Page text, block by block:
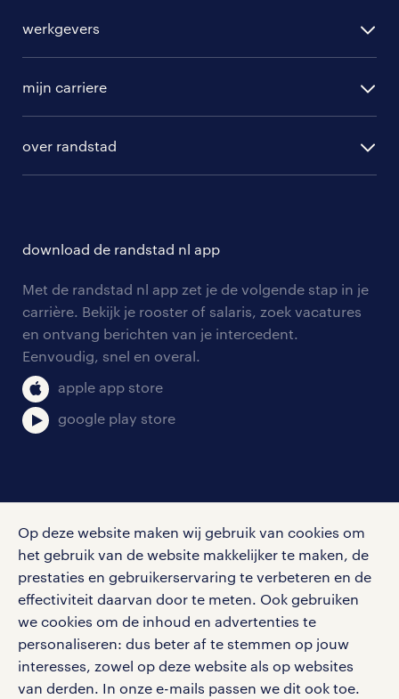
Op deze website maken wij gebruik van cookies om
het gebruik van de website makkelijker te maken, de
prestaties en gebruikerservaring te verbeteren en de
effectiviteit daarvan door te meten. Ook gebruiken
we cookies om de inhoud en advertenties te
personaliseren: dus beter af te stemmen op jouw
interesses, zowel op deze website als op websites
van derden. In onze e-mails passen we dit ook toe.
randstad professional
randstad digital
werkgevers
hr-diensten
branches
tarieven
personeel gezocht
aanmelden nieuwsbrief
mijn carriere
blogs en artikelen
salarischecker
bruto-netto calculator
over randstad
onze vestigingen
pers
klachten en misstanden
download de randstad nl app
Met de randstad nl app zet je de volgende stap in je
carrière. Bekijk je rooster of salaris, zoek vacatures
en ontvang berichten van je intercedent.
Eenvoudig, snel en overal.
apple app store
google play store
Volg ons voor de leukste content omtrent
vacatures, solliciteren en inspiratie.
werken bij randstad
gebruikersvoorwaarden